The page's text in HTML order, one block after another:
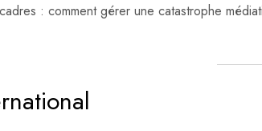
: comment gérer une catastrophe